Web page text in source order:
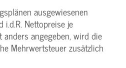
ausgewiesenen
i.d.R. Nettopreise je
anders angegeben, wird die
Mehrwertsteuer zusätzlich